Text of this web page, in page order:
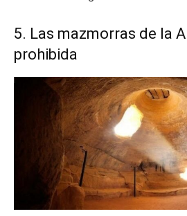
5. Las mazmorras de la
prohibida